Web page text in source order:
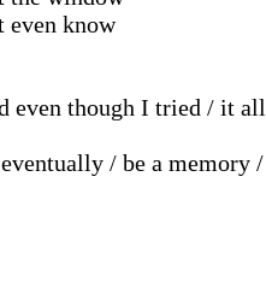
even know
even though I tried / it all
/ be a memory